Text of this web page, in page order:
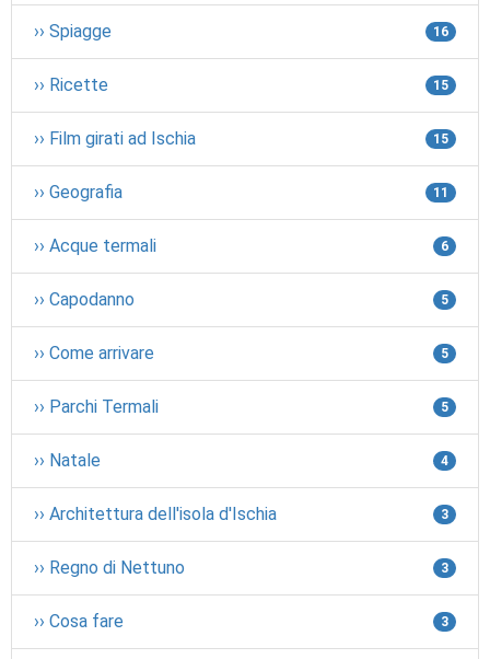
›› Spiagge 16
›› Ricette 15
›› Film girati ad Ischia 15
›› Geografia 11
›› Acque termali 6
›› Capodanno 5
›› Come arrivare 5
›› Parchi Termali 5
›› Natale 4
›› Architettura dell'isola d'Ischia 3
›› Regno di Nettuno 3
›› Cosa fare 3